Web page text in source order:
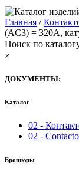
Главная /
(AC3) = 320A,
Поиск по
×
ДОКУМЕНТЫ:
Каталог
02 -
02 -
Брошюры